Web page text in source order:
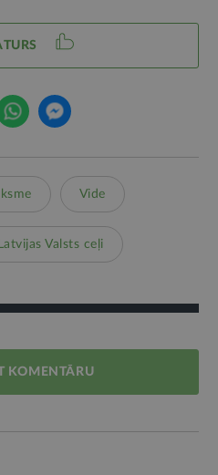
Vide
Latvijas Valsts ceļi
KOMENTĀRU